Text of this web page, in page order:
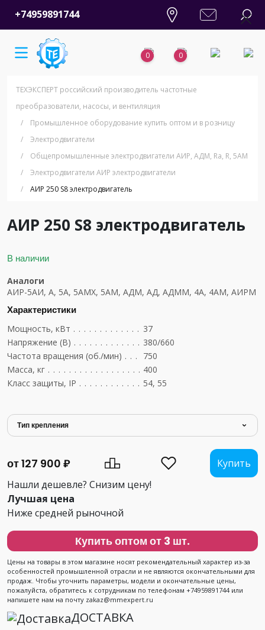
+74959891744
0 0
ТЕХЭКСПЕРТ российский производитель частотные
преобразователи, насосы, и вентиляция
/
Промышленное оборудование купить оптом и в розницу
/
Электродвигатели
/
Общепромышленные электродвигатели АИР, АДМ, Ra, R, 5AM
/
Электродвигатели АИР электродвигатели
/
АИР 250 S8 электродвигатель
АИР 250 S8 электродвигатель
В наличии
Аналоги
АИР-5АИ, А, 5А, 5АМХ, 5АМ, АДМ, АД, АДММ, 4А, 4АМ, АИРМ
Характеристики
Мощность, кВт
37
Напряжение (В)
380/660
Частота вращения (об./мин)
750
Масса, кг
400
Класс защиты, IP
54, 55
Тип крепления
от 127 900 ₽
Купить
Нашли дешевле? Снизим цену!
Лучшая цена
Ниже средней рыночной
Купить оптом от 3 шт.
Цены на товары в этом магазине носят рекомендательный характер из-за
особенностей промышленной отрасли и не являются окончательными для
продаж. Чтобы уточнить параметры, модели и окончательные цены,
пожалуйста, обратитесь к сотрудникам по телефонам +74959891744 или
напишете нам на почту zakaz@mmexpert.ru
ДОСТАВКА